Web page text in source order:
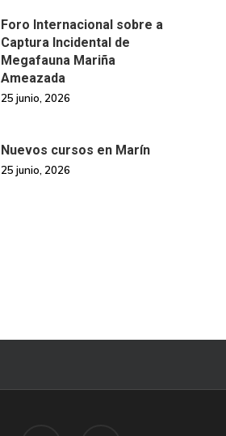
Foro Internacional sobre a
Captura Incidental de
Megafauna Mariña
Ameazada
25 junio, 2026
Nuevos cursos en Marín
25 junio, 2026